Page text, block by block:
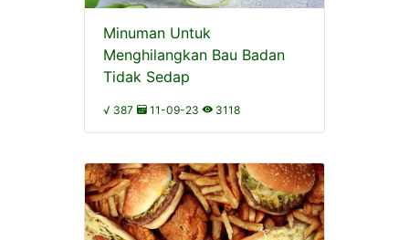
Minuman Untuk
Menghilangkan Bau Badan
Tidak Sedap
√ 387 11-09-23 3118